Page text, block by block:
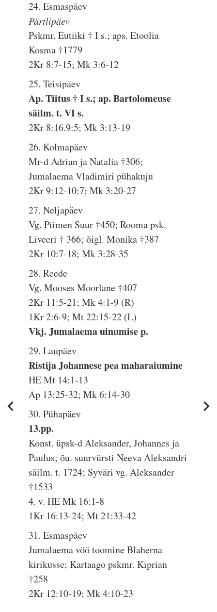
24. Esmaspäev
Pärtlipäev
Pskmr. Eutiiki † I s.; aps. Etoolia
Kosma †1779
2Kr 8:7-15; Mk 3:6-12
25. Teisipäev
Ap. Tiitus † I s.; ap. Bartolomeuse
säilm. t. VI s.
2Kr 8:16.9:5; Mk 3:13-19
26. Kolmapäev
Mr-d Adrian ja Natalia †306;
Jumalaema Vladimiri pühakuju
2Kr 9:12-10:7; Mk 3:20-27
27. Neljapäev
Vg. Piimen Suur †450; Rooma psk.
Liveeri † 366; õigl. Monika †387
2Kr 10:7-18; Mk 3:28-35
28. Reede
Vg. Mooses Moorlane †407
2Kr 11:5-21; Mk 4:1-9 (R)
1Kr 2:6-9; Mt 22:15-22 (L)
Vkj. Jumalaema uinumise p.
29. Laupäev
Ristija Johannese pea maharaiumine
HE Mt 14:1-13
Ap 13:25-32; Mk 6:14-30
30. Pühapäev
13.pp.
Konst. üpsk-d Aleksander, Johannes ja
Paulus; õu. suurvürsti Neeva Aleksandri
säilm. t. 1724; Syväri vg. Aleksander
†1533
4. v. HE Mk 16:1-8
1Kr 16:13-24; Mt 21:33-42
31. Esmaspäev
Jumalaema vöö toomine Blaherna
kirikusse; Kartaago pskmr. Kiprian
†258
2Kr 12:10-19; Mk 4:10-23